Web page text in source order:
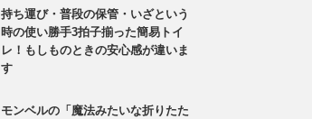
持ち運び・普段の保管・いざという
時の使い勝手3拍子揃った簡易トイ
レ！もしものときの安心感が違いま
す
モンベルの「魔法みたいな折りたた